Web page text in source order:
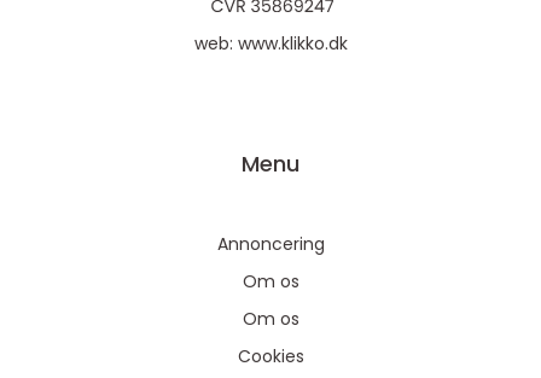
web: www.klikko.dk
Menu
Annoncering
Om os
Om os
Cookies